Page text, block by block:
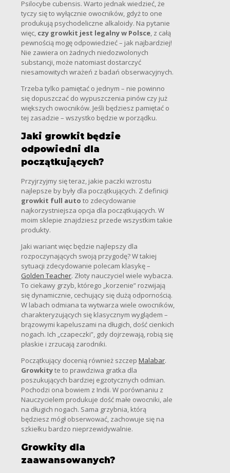
Psilocybe cubensis. Warto jednak wiedzieć, że
tyczy się to wyłącznie owocników, gdyż to one
produkują psychodeliczne alkaloidy. Na pytanie
więc, czy growkit jest legalny w Polsce, z całą
pewnością mogę odpowiedzieć – jak najbardziej!
Nie zawiera on żadnych niedozwolonych
substancji, może natomiast dostarczyć
niesamowitych wrażeń z badań obserwacyjnych.
Trzeba tylko pamiętać o jednym – nie powinno
się dopuszczać do wypuszczenia pinów czy już
większych owocników. Jeśli będziesz pamiętać o
tej zasadzie – wszystko będzie w porządku.
Jaki growkit będzie
odpowiedni dla
początkujących?
Przyjrzyjmy się teraz, jakie paczki wzrostu
najlepsze by były dla początkujących. Z definicji
growkit full auto to zdecydowanie
najkorzystniejsza opcja dla początkujących. W
moim sklepie znajdziesz przede wszystkim takie
produkty.
Jaki wariant więc będzie najlepszy dla
rozpoczynających swoją przygodę? W takiej
sytuacji zdecydowanie polecam klasykę –
Golden Teacher. Złoty nauczyciel wiele wybacza.
To ciekawy grzyb, którego „korzenie” rozwijają
się dynamicznie, cechujący się dużą odpornością.
W labach odmiana ta wytwarza wiele owocników,
charakteryzujących się klasycznym wyglądem –
brązowymi kapeluszami na długich, dość cienkich
nogach. Ich „czapeczki”, gdy dojrzewają, robią się
płaskie i zrzucają zarodniki.
Początkujący docenią również szczep Malabar.
Growkityte to prawdziwa gratka dla
poszukujących bardziej egzotycznych odmian.
Pochodzi ona bowiem z Indii. W porównaniu z
Nauczycielem produkuje dość małe owocniki, ale
na długich nogach. Sama grzybnia, którą
będziesz mógł obserwować, zachowuje się na
szkiełku bardzo nieprzewidywalnie.
Growkity dla
zaawansowanych?